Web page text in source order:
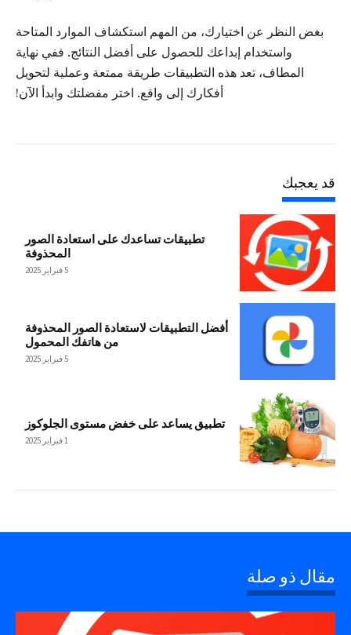
بغض النظر عن اختيارك، من المهم استكشاف الموارد المتاحة
واستخدام إبداعك للحصول على أفضل النتائج. ففي نهاية
المطاف، تعد هذه التطبيقات طريقة ممتعة وعملية لتحويل
أفكارك إلى واقع. اختر مفضلتك وابدأ الآن!
قد يعجبك
تطبيقات تساعدك على استعادة الصور
المحذوفة
5 فبراير 2025
أفضل التطبيقات لاستعادة الصور المحذوفة
من هاتفك المحمول
5 فبراير 2025
تطبيق يساعد على خفض مستوى الجلوكوز
1 فبراير 2025
مقال ذو صلة